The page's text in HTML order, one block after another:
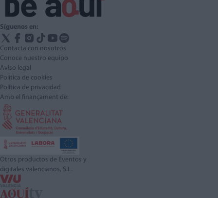
Síguenos en:
Contacta con nosotros
Conoce nuestro equipo
Aviso legal
Política de cookies
Política de privacidad
Amb el finançament de:
Otros productos de Eventos y
digitales valencianos, S.L.